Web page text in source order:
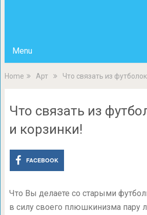
Menu
Home Арт Что связать из
Что связать из
и корзинки!
FACEBOOK
Что Вы делаете со старыми
в силу своего плюшкинизма пару